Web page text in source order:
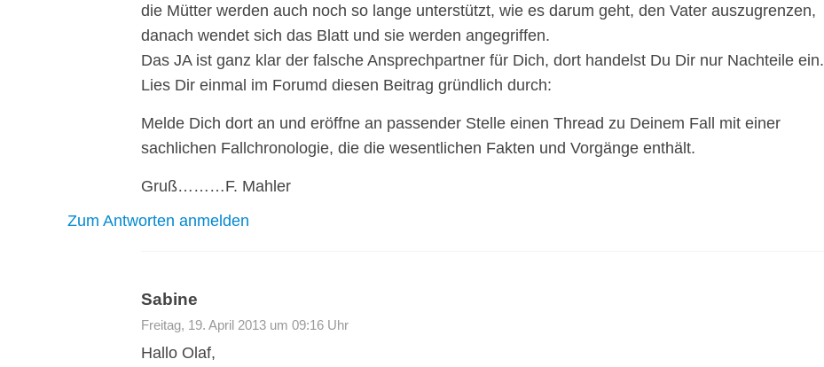
die Mütter werden auch noch so lange unterstützt, wie es darum geht, den Vater auszugrenzen,
danach wendet sich das Blatt und sie werden angegriffen.
Das JA ist ganz klar der falsche Ansprechpartner für Dich, dort handelst Du Dir nur Nachteile ein.
Lies Dir einmal im Forumd diesen Beitrag gründlich durch:
Melde Dich dort an und eröffne an passender Stelle einen Thread zu Deinem Fall mit einer
sachlichen Fallchronologie, die die wesentlichen Fakten und Vorgänge enthält.
Gruß………F. Mahler
Zum Antworten anmelden
Sabine
Freitag, 19. April 2013 um 09:16 Uhr
Hallo Olaf,